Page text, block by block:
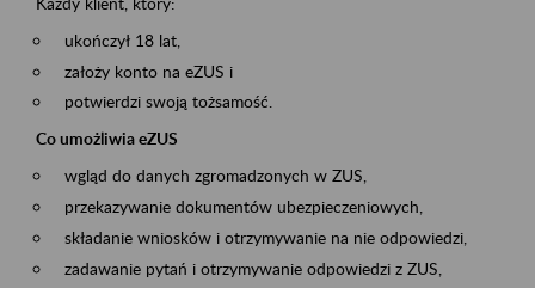
ukończył 18 lat,
założy konto na eZUS i
potwierdzi swoją tożsamość.
Co umożliwia eZUS
wgląd do danych zgromadzonych w ZUS,
przekazywanie dokumentów ubezpieczeniowych,
składanie wniosków i otrzymywanie na nie odpowiedzi,
zadawanie pytań i otrzymywanie odpowiedzi z ZUS,